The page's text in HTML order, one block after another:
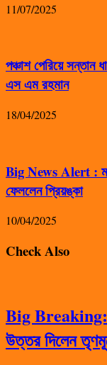
11/07/2025
পঞ্চাশ পেরিয়ে
এস এম রহমান
18/04/2025
Big News Alert :
ফেললেন প্রিয়ঙ্কা
10/04/2025
Check Also
Big Breaking:
উত্তর দিলেন